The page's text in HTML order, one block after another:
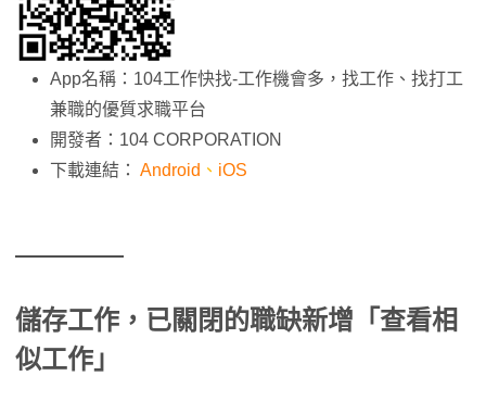
App名稱：104工作快找-工作機會多，找工作、找打工
兼職的優質求職平台
開發者：104 CORPORATION
下載連結： Android 、 iOS
儲存工作，已關閉的職缺新增「查看相
似工作」